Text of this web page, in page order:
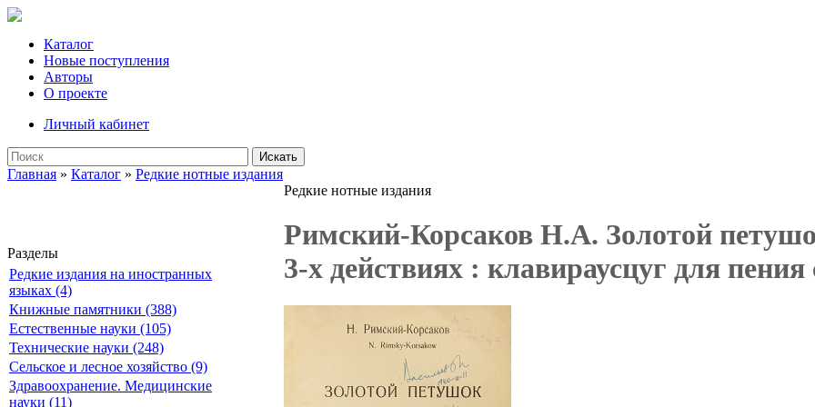
Каталог
Новые поступления
Авторы
О проекте
Личный кабинет
Искать
Главная » Каталог » Редкие нотные издания
Разделы
Редкие издания на иностранных
языках (4)
Книжные памятники (388)
Естественные науки (105)
Технические науки (248)
Сельское и лесное хозяйство (9)
Здравоохранение. Медицинские
науки (11)
Редкие нотные издания
Римский-Корсаков Н.А. Золотой
3-х действиях : клавираусцуг для